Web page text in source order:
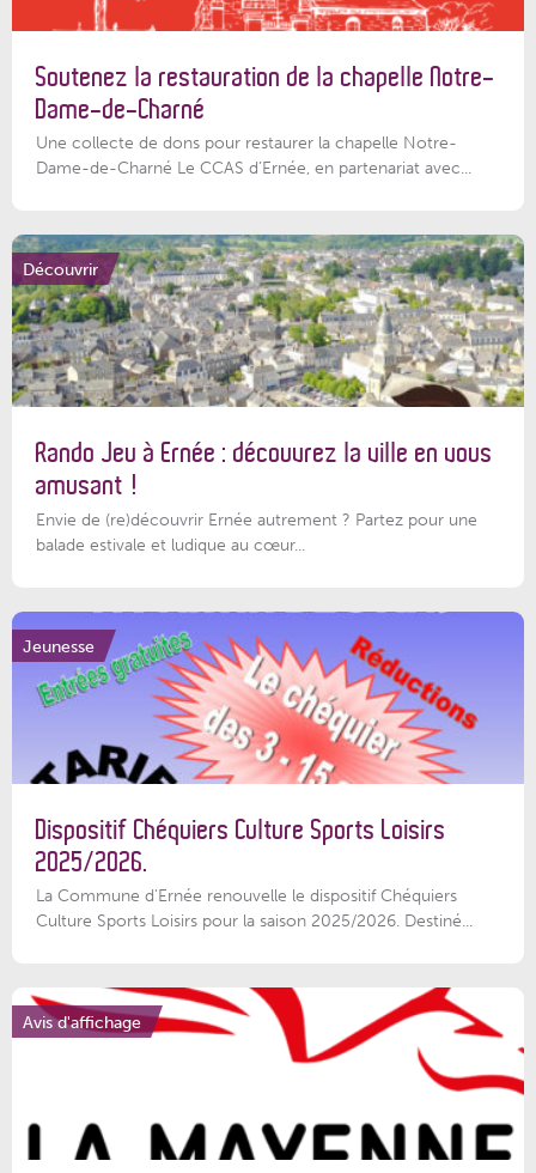
Soutenez la restauration de la chapelle Notre-
Dame-de-Charné
Une collecte de dons pour restaurer la chapelle Notre-
Dame-de-Charné Le CCAS d’Ernée, en partenariat avec...
Découvrir
Rando Jeu à Ernée : découvrez la ville en vous
amusant !
Envie de (re)découvrir Ernée autrement ? Partez pour une
balade estivale et ludique au cœur...
Jeunesse
Dispositif Chéquiers Culture Sports Loisirs
2025/2026.
La Commune d'Ernée renouvelle le dispositif Chéquiers
Culture Sports Loisirs pour la saison 2025/2026. Destiné...
Avis d'affichage